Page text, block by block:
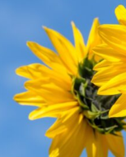
製作事
すべてを